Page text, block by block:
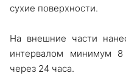
сухие поверхности.
На внешние части
интервалом минимум
через 24 часа.